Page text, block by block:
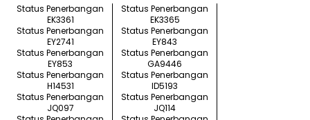
Status Penerbangan
EK3361
Status Penerbangan
EK3365
Status Penerbangan
EY2741
Status Penerbangan
EY843
Status Penerbangan
EY853
Status Penerbangan
GA9446
Status Penerbangan
H14531
Status Penerbangan
ID5193
Status Penerbangan
JQ097
Status Penerbangan
JQ114